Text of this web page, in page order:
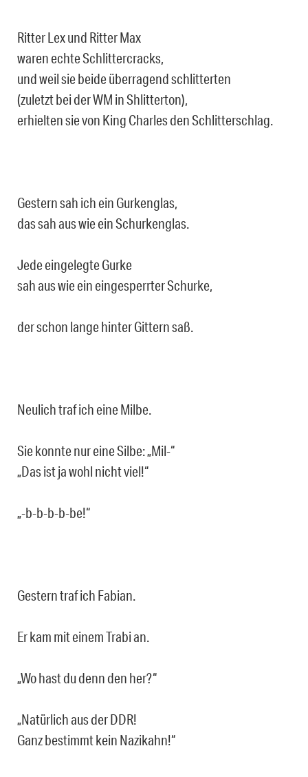
Ritter Lex und Ritter Max
waren echte Schlittercracks,
und weil sie beide überragend schlitterten
(zuletzt bei der WM in Shlitterton),
erhielten sie von King Charles den Schlitterschlag.
Gestern sah ich ein Gurkenglas,
das sah aus wie ein Schurkenglas.
Jede eingelegte Gurke
sah aus wie ein eingesperrter Schurke,
der schon lange hinter Gittern saß.
Neulich traf ich eine Milbe.
Sie konnte nur eine Silbe: „Mil-“
„Das ist ja wohl nicht viel!“
„-b-b-b-b-be!“
Gestern traf ich Fabian.
Er kam mit einem Trabi an.
„Wo hast du denn den her?“
„Natürlich aus der DDR!
Ganz bestimmt kein Nazikahn!“